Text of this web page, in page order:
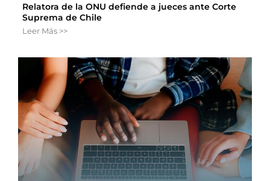
Relatora de la ONU defiende a jueces ante Corte
Suprema de Chile
Leer Más >>